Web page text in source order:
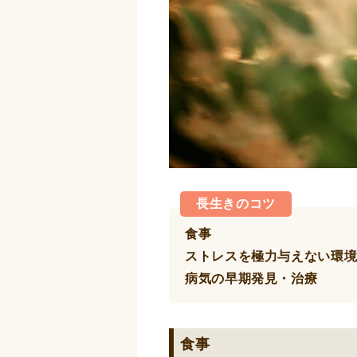
長生きのコツ
食事
ストレスを極力与えない環
病気の早期発見・治療
食事